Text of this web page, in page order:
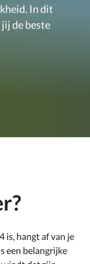
In dit
de beste
is, hangt af van je
een belangrijke